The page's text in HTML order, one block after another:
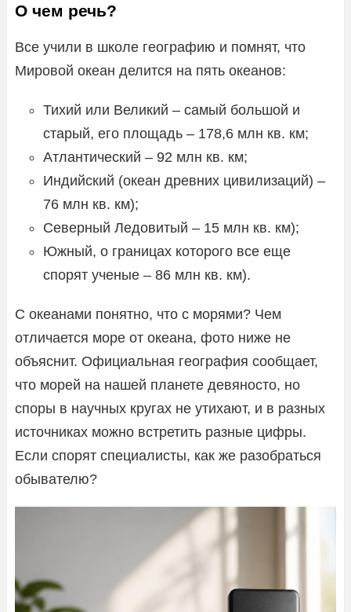
О чем речь?
Все учили в школе географию и помнят, что
Мировой океан делится на пять океанов:
Тихий или Великий – самый большой и
старый, его площадь – 178,6 млн кв. км;
Атлантический – 92 млн кв. км;
Индийский (океан древних цивилизаций) –
76 млн кв. км);
Северный Ледовитый – 15 млн кв. км);
Южный, о границах которого все еще
спорят ученые – 86 млн кв. км).
С океанами понятно, что с морями? Чем
отличается море от океана, фото ниже не
объяснит. Официальная география сообщает,
что морей на нашей планете девяносто, но
споры в научных кругах не утихают, и в разных
источниках можно встретить разные цифры.
Если спорят специалисты, как же разобраться
обывателю?